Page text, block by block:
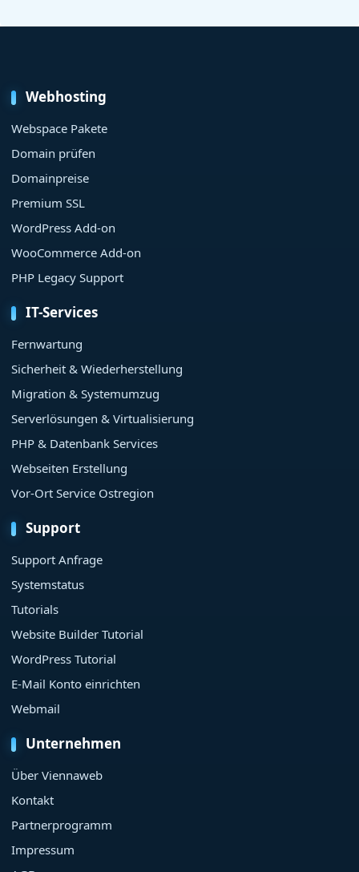
Webhosting
Webspace Pakete
Domain prüfen
Domainpreise
Premium SSL
WordPress Add-on
WooCommerce Add-on
PHP Legacy Support
IT-Services
Fernwartung
Sicherheit & Wiederherstellung
Migration & Systemumzug
Serverlösungen & Virtualisierung
PHP & Datenbank Services
Webseiten Erstellung
Vor-Ort Service Ostregion
Support
Support Anfrage
Systemstatus
Tutorials
Website Builder Tutorial
WordPress Tutorial
E-Mail Konto einrichten
Webmail
Unternehmen
Über Viennaweb
Kontakt
Partnerprogramm
Impressum